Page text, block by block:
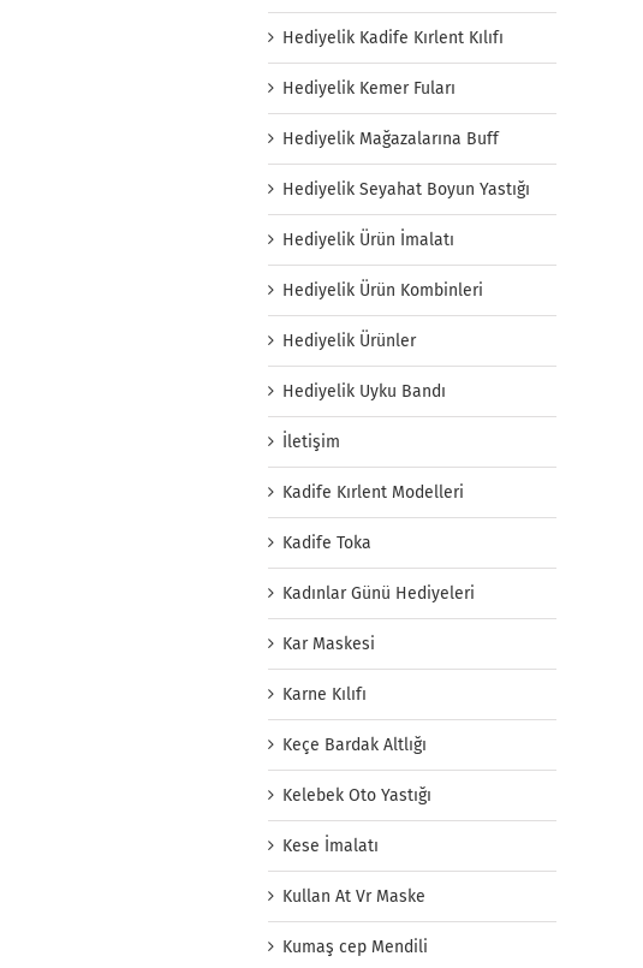
Hediyelik Kadife Kırlent Kılıfı
Hediyelik Kemer Fuları
Hediyelik Mağazalarına Buff
Hediyelik Seyahat Boyun Yastığı
Hediyelik Ürün İmalatı
Hediyelik Ürün Kombinleri
Hediyelik Ürünler
Hediyelik Uyku Bandı
İletişim
Kadife Kırlent Modelleri
Kadife Toka
Kadınlar Günü Hediyeleri
Kar Maskesi
Karne Kılıfı
Keçe Bardak Altlığı
Kelebek Oto Yastığı
Kese İmalatı
Kullan At Vr Maske
Kumaş cep Mendili